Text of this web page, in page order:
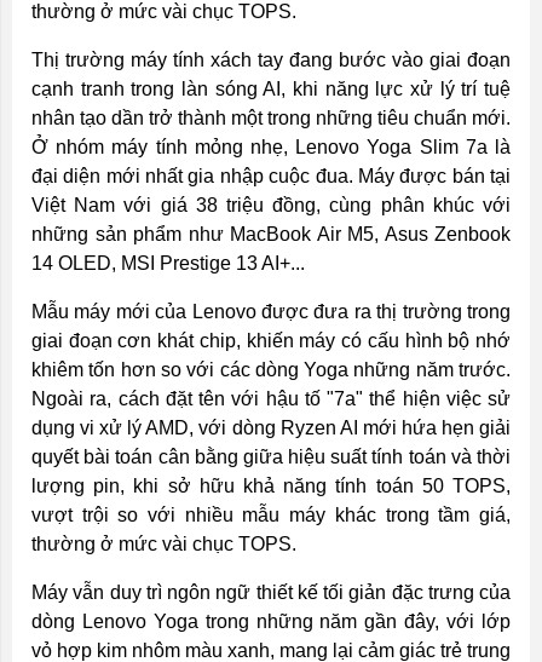
thường ở mức vài chục TOPS.
Thị trường máy tính xách tay đang bước vào giai đoạn
cạnh tranh trong làn sóng AI, khi năng lực xử lý trí tuệ
nhân tạo dần trở thành một trong những tiêu chuẩn mới.
Ở nhóm máy tính mỏng nhẹ, Lenovo Yoga Slim 7a là
đại diện mới nhất gia nhập cuộc đua. Máy được bán tại
Việt Nam với giá 38 triệu đồng, cùng phân khúc với
những sản phẩm như MacBook Air M5, Asus Zenbook
14 OLED, MSI Prestige 13 AI+...
Mẫu máy mới của Lenovo được đưa ra thị trường trong
giai đoạn cơn khát chip, khiến máy có cấu hình bộ nhớ
khiêm tốn hơn so với các dòng Yoga những năm trước.
Ngoài ra, cách đặt tên với hậu tố "7a" thể hiện việc sử
dụng vi xử lý AMD, với dòng Ryzen AI mới hứa hẹn giải
quyết bài toán cân bằng giữa hiệu suất tính toán và thời
lượng pin, khi sở hữu khả năng tính toán 50 TOPS,
vượt trội so với nhiều mẫu máy khác trong tầm giá,
thường ở mức vài chục TOPS.
Máy vẫn duy trì ngôn ngữ thiết kế tối giản đặc trưng của
dòng Lenovo Yoga trong những năm gần đây, với lớp
vỏ hợp kim nhôm màu xanh, mang lại cảm giác trẻ trung